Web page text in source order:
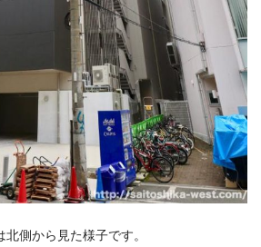
北側から見た様子です。